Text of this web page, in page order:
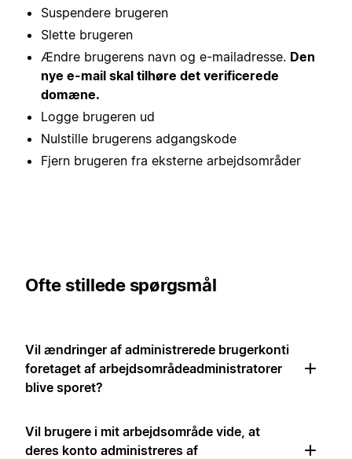
Suspendere brugeren
Slette brugeren
Ændre brugerens navn og e-mailadresse. Den
nye e-mail skal tilhøre det verificerede
domæne.
Logge brugeren ud
Nulstille brugerens adgangskode
Fjern brugeren fra eksterne arbejdsområder
Ofte stillede spørgsmål
Vil ændringer af administrerede brugerkonti
foretaget af arbejdsområdeadministratorer
blive sporet?
Vil brugere i mit arbejdsområde vide, at
deres konto administreres af